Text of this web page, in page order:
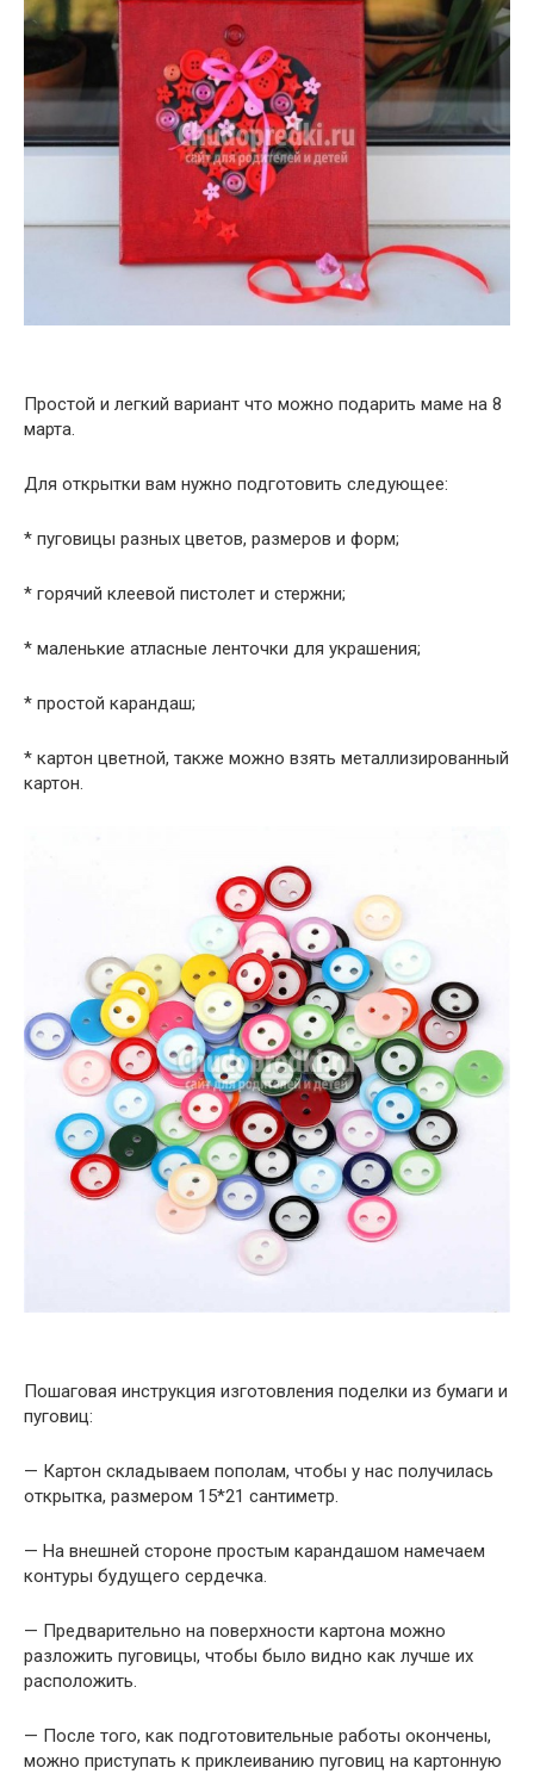
Простой и легкий вариант что можно подарить маме на 8
марта.
Для открытки вам нужно подготовить следующее:
* пуговицы разных цветов, размеров и форм;
* горячий клеевой пистолет и стержни;
* маленькие атласные ленточки для украшения;
* простой карандаш;
* картон цветной, также можно взять металлизированный
картон.
Пошаговая инструкция изготовления поделки из бумаги и
пуговиц:
— Картон складываем пополам, чтобы у нас получилась
открытка, размером 15*21 сантиметр.
— На внешней стороне простым карандашом намечаем
контуры будущего сердечка.
— Предварительно на поверхности картона можно
разложить пуговицы, чтобы было видно как лучше их
расположить.
— После того, как подготовительные работы окончены,
можно приступать к приклеиванию пуговиц на картонную